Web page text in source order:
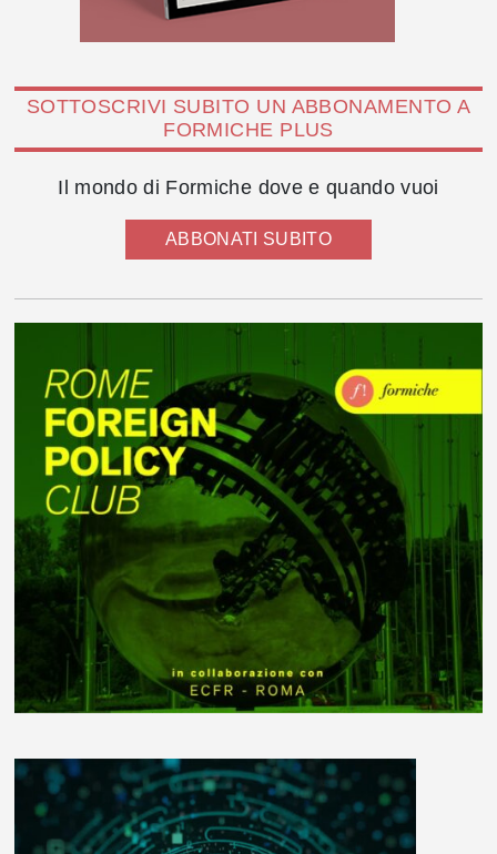
SOTTOSCRIVI SUBITO UN ABBONAMENTO A
FORMICHE PLUS
Il mondo di Formiche dove e quando vuoi
ABBONATI SUBITO